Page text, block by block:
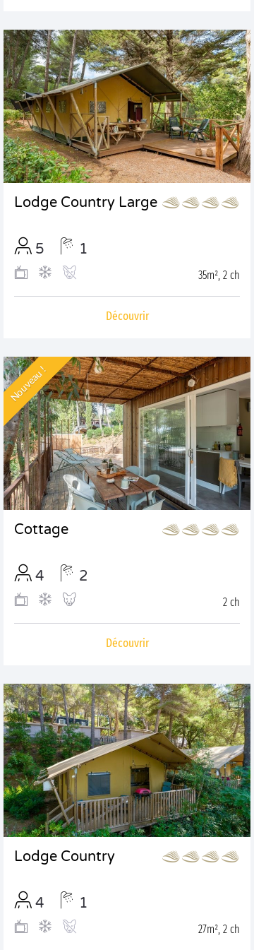
Lodge Country Large
5 1
35m², 2 ch
Découvrir
Nouveau !
Cottage
4 2
2 ch
Découvrir
Lodge Country
4 1
27m², 2 ch